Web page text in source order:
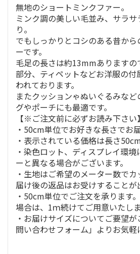
無地のショートミンクファー。
ミンク調の美しい毛並み、サラ
り。
でもしっかりとコシのある昔か
ーです。
毛足の長さは約13mmありますの
部分、ティペットなどお洋服の
われております。
またクッションゃぬいぐるみな
グやポーチにも最適です。
【※ご注文前に必ずお読み下さい】
・50cm単位でお好きな長さでお
・表示されている価格は長さ
・染色ロット、ディスプレイ環
ーと異なる場合がございます。
・生地はご希望のメーター数で
届け後の返品はお受けすることが
・50cm単位でご注文を承ります
場合は、1ｍ続けてご用意いたしま
・お届けサイズについてご要望
問い合わせフォーム」よりお気軽